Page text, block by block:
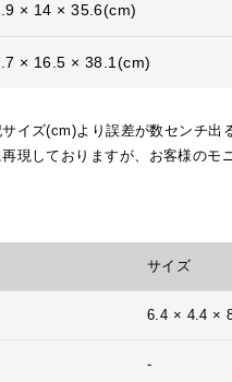
× 14 × 35.6(cm)
× 16.5 × 38.1(cm)
イズ(cm)より誤差が数センチ出
現しておりますが、お客様のモ
サイズ
6.4 × 4.4 ×
-